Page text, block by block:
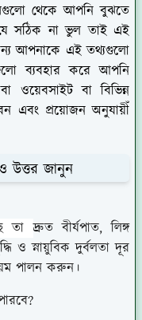
থেকে আপনি বুঝতে
সঠিক না ভুল তাই এই
আপনাকে এই তথ্যগুলো
ব্যবহার করে আপনি
ওয়েবসাইট বা বিভিন্ন
এবং প্রয়োজন অনুযায়ীঁ
উত্তর জানুন
তাদ্রুত বীর্যপাত, লিঙ্গ
ও স্নায়ুবিক দুর্বলতা দূর
পালন করুন।